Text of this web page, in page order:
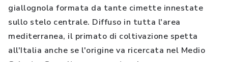
giallognola formata da tante cimette innestate
sullo stelo centrale. Diffuso in tutta l'area
mediterranea, il primato di coltivazione spetta
all'Italia anche se l'origine va ricercata nel Medio